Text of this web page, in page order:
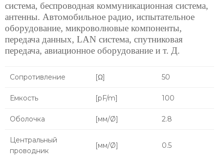
система, беспроводная коммуникационная система,
антенны. Автомобильное радио, испытательное
оборудование, микроволновые компоненты,
передача данных, LAN система, спутниковая
передача, авиационное оборудование и т. Д.
Сопротивление [Ω] 50
Емкость [pF/m] 100
Оболочка [мм/Ø] 2.8
Центральный
проводник
[мм/Ø] 0.5